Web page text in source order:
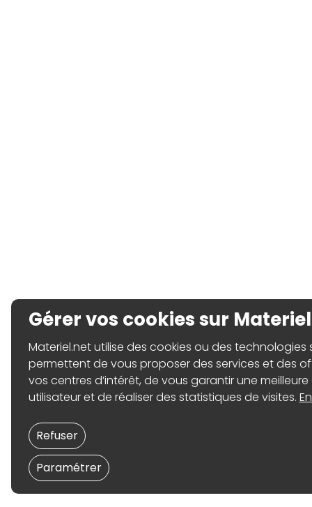
Gérer vos cookies sur
Materiel.net utilise des cookies ou des technologies
permettent de vous proposer des services et des
vos centres d’intérêt, de vous garantir une
utilisateur et de réaliser des statistiques de visites.
Paramétrer
Refuser